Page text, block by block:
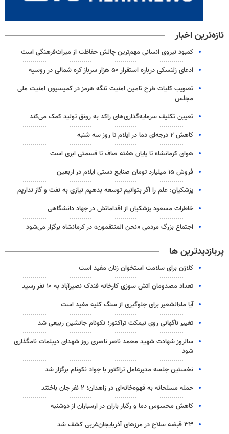
تازه‌ترین اخبار
کمبود نیروی انسانی مهم‌ترین چالش حفاظت از میراث‌فرهنگی است
ادعای زلنسکی درباره استقرار ۵۰ هزار سرباز کره شمالی در روسیه
تصویب کلیات طرح تامین امنیت تنگه هرمز در کمیسیون امنیت ملی
مجلس
تعیین تکلیف سرمایه‌گذاری‌های راکد به رونق تولید کمک می‌کند
کاهش ۲ درجه‌ای دما در ایلام تا روز سه شنبه
هوای کرمانشاه تا پایان هفته صاف تا قسمتی ابری است
فروش ۱۵ میلیارد تومان صنایع دستی ایلام در اربعین
پزشکیان: علم را اگر بتوانیم توسعه بدهیم نیازی به نفت و گاز نداریم
خاطرات مسعود پزشکیان از اقداماتش در جهاد دانشگاهی
اجتماع بزرگ مردمی «نحن المنتقمون» در کرمانشاه برگزار می‌شود
پربازدیدترین ها
کلاژن برای سلامت استخوان زنان مفید است
تعداد مصدومان آتش سوزی کارخانه فندک نصیرآباد به ۱۰ نفر رسید
آیا ماءالشعیر برای جلوگیری از سنگ کلیه مفید است
تغییر ناگهانی روی نیمکت تراکتور؛ نکونام جانشین ربیعی شد
سالروز شهادت شهید محمد ناصر ناصری روز شهدای دیپلمات نامگذاری
شود
نخستین جلسه مدیرعامل تراکتور با جواد نکونام برگزار شد
حمله مسلحانه به قهوه‌خانه‌ای در زاهدان؛ ۲ نفر جان باختند
کاهش محسوس دما و رگبار باران در ارسباران از دوشنبه
۳۳ قبضه سلاح در مرزهای آذربایجان‌غربی کشف شد